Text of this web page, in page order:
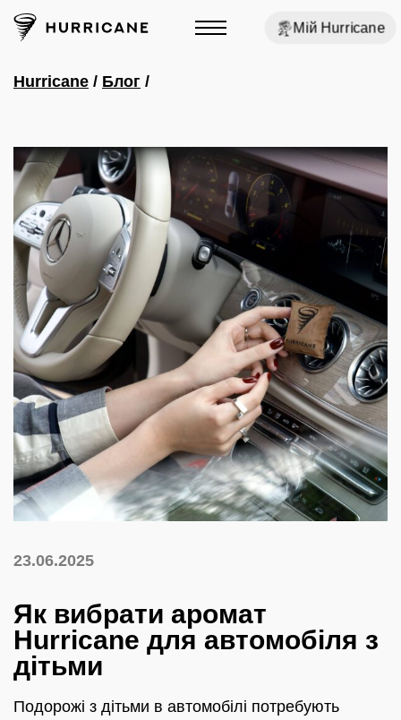
Мій Hurricane
Hurricane / Блог /
23.06.2025
Як вибрати аромат
Hurricane для автомобіля з
дітьми
Подорожі з дітьми в автомобілі потребують